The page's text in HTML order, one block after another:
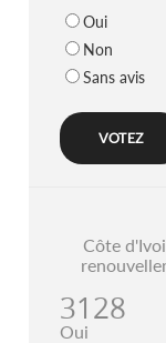
Oui
Non
Sans avis
Côte
3128
Oui